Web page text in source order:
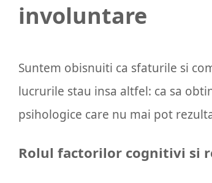
involuntare
Suntem obisnuiti ca sfaturile si
lucrurile stau insa altfel: ca sa
psihologice care nu mai pot
Rolul factorilor cognitivi si